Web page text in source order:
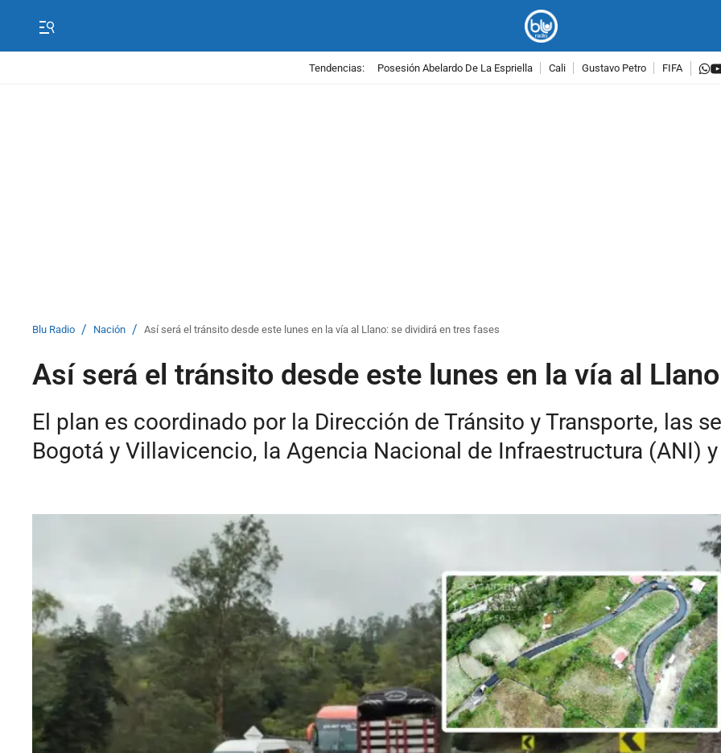
Tendencias: Posesión Abelardo De La Espriella Cali Gustavo Petro FIFA
Blu Radio / Nación / Así será el tránsito desde este lunes en la vía al Llano: se dividirá en tres fases
Así será el tránsito desde este lunes en la vía al
El plan es coordinado por la Dirección de Tránsito y Transporte, las
Bogotá y Villavicencio, la Agencia Nacional de Infraestructura (ANI)